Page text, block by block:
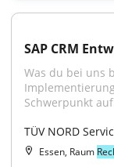
SAP CRM
Was du bei uns
Schwerpunkt
TÜV NORD
Essen, Raum